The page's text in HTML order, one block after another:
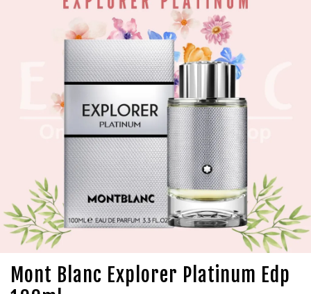
Mont Blanc Explorer Platinum Edp